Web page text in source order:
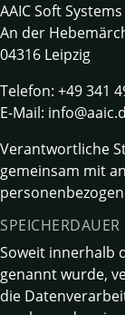
AAIC Soft
An der
04316 Leipzig
Telefon: +49 341
E-Mail:
Verantwortliche
gemeinsam mit
SPEICHERDAUER
Soweit innerhalb
genannt wurde,
die